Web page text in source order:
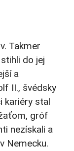
Takmer
do jej
a
II., švédsky
kariéry stal
gróf
nezískali a
Nemecku.